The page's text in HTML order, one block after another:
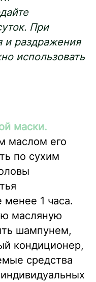
При
и раздражения
использовать
маски.
маслом его
по сухим
1 часа.
масляную
шампунем,
кондиционер,
средства